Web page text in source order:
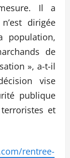
Il a
dirigée
population,
de
», a-t-il
vise
publique
et
rentree-